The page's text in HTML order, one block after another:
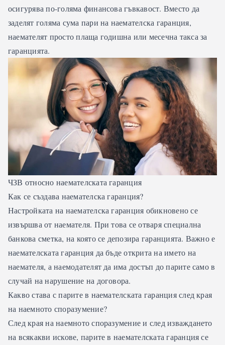
осигурява по-голяма финансова гъвкавост. Вместо да
заделят голяма сума пари на наемателска гаранция,
наемателят просто плаща годишна или месечна такса за
гаранцията.
ЧЗВ относно наемателската гаранция
Как се създава наемателска гаранция?
Настройката на наемателска гаранция обикновено се
извършва от наемателя. При това се отваря специална
банкова сметка, на която се депозира гаранцията. Важно е
наемателската гаранция да бъде открита на името на
наемателя, а наемодателят да има достъп до парите само в
случай на нарушение на договора.
Какво става с парите в наемателската гаранция след края
на наемното споразумение?
След края на наемното споразумение и след изваждането
на всякакви искове, парите в наемателската гаранция се